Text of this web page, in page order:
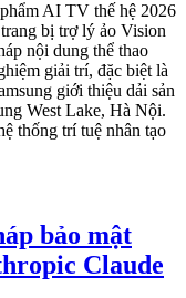
AI TV thế hệ 2026
bị trợ lý ảo Vision
nội dung thể thao
giải trí, đặc biệt là
giới thiệu dải sản
West Lake, Hà Nội.
thống trí tuệ nhân tạo
bảo mật
Claude